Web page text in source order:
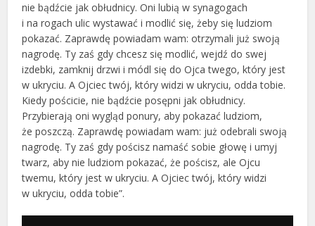
nie bądźcie jak obłudnicy. Oni lubią w synagogach
i na rogach ulic wystawać i modlić się, żeby się ludziom
pokazać. Zaprawdę powiadam wam: otrzymali już swoją
nagrodę. Ty zaś gdy chcesz się modlić, wejdź do swej
izdebki, zamknij drzwi i módl się do Ojca twego, który jest
w ukryciu. A Ojciec twój, który widzi w ukryciu, odda tobie.
Kiedy pościcie, nie bądźcie posępni jak obłudnicy.
Przybierają oni wygląd ponury, aby pokazać ludziom,
że poszczą. Zaprawdę powiadam wam: już odebrali swoją
nagrodę. Ty zaś gdy pościsz namaść sobie głowę i umyj
twarz, aby nie ludziom pokazać, że pościsz, ale Ojcu
twemu, który jest w ukryciu. A Ojciec twój, który widzi
w ukryciu, odda tobie”.